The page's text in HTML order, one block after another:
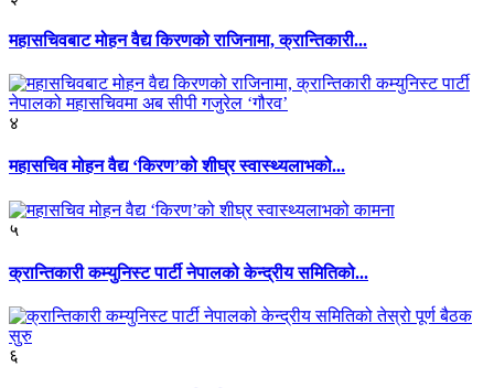
महासचिवबाट मोहन वैद्य किरणको राजिनामा, क्रान्तिकारी...
४
महासचिव मोहन वैद्य ‘किरण’को शीघ्र स्वास्थ्यलाभको...
५
क्रान्तिकारी कम्युनिस्ट पार्टी नेपालको केन्द्रीय समितिको...
६